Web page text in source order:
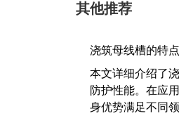
其他推荐
浇筑母线槽的特
本文详细介绍了
防护性能。在应
身优势满足不同